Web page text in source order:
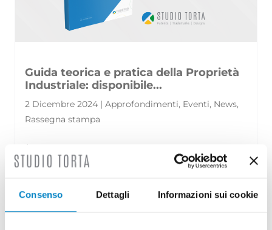
Consenso Dettagli Informazioni sui cookie
Guida teorica e pratica della Proprietà
Industriale: disponibile...
2 Dicembre 2024 | Approfondimenti, Eventi, News,
Rassegna stampa
teorica e pratica della Proprietà Industriale,
una pubblicazione curata [...]